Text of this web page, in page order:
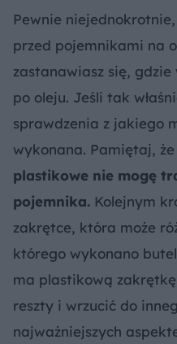
Pewnie
przed pojemnikami na
zastanawiasz się,
po oleju. Jeśli tak
sprawdzenia z jakiego
wykonana. Pamiętaj, że
plastikowe nie mogę
pojemnika. Kolejnym
zakrętce, która może
którego wykonano
ma plastikową
reszty i wrzucić do
najważniejszych